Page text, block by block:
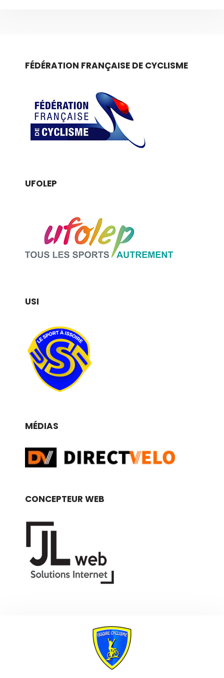
FÉDÉRATION FRANÇAISE DE CYCLISME
UFOLEP
USI
MÉDIAS
CONCEPTEUR WEB